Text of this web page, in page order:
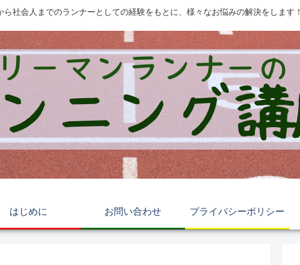
ら社会人までのランナーとしての経験をもとに、様々なお悩みの解決をします！
はじめに お問い合わせ プライバシーポリシー